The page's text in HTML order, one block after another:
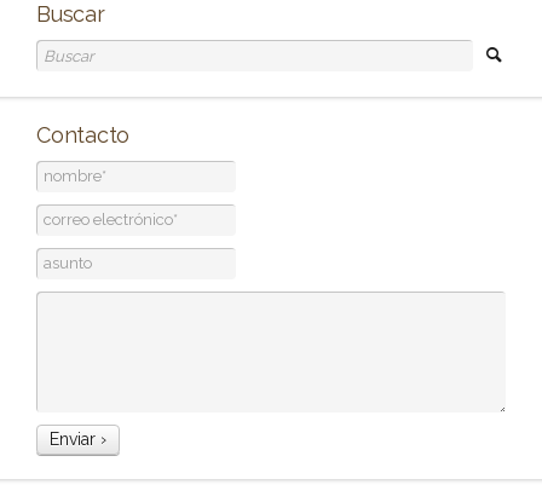
Buscar
Contacto